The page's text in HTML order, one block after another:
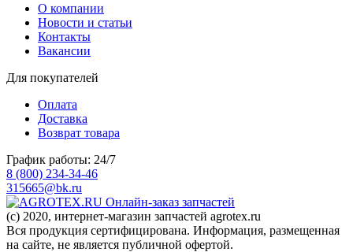
О компании
Новости и статьи
Контакты
Вакансии
Для покупателей
Оплата
Доставка
Возврат товара
График работы: 24/7
8 (800) 234-34-46
315665@bk.ru
Онлайн-заказ запчастей
(c) 2020, интернет-магазин запчастей agrotex.ru
Вся продукция сертифицирована. Информация, размещенная
на сайте, не является публичной офертой.